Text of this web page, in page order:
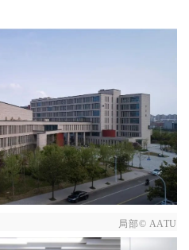
局部© AATU